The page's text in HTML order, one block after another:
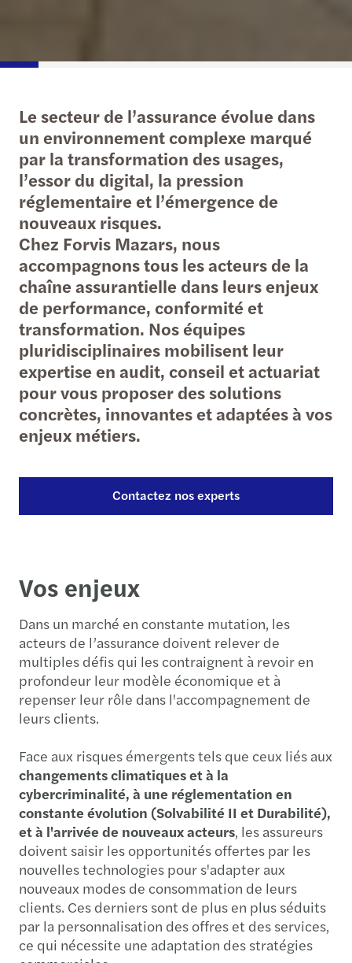
Le secteur de l’assurance évolue dans
un environnement complexe marqué
par la transformation des usages,
l’essor du digital, la pression
réglementaire et l’émergence de
nouveaux risques.
Chez Forvis Mazars, nous
accompagnons tous les acteurs de la
chaîne assurantielle dans leurs enjeux
de performance, conformité et
transformation. Nos équipes
pluridisciplinaires mobilisent leur
expertise en audit, conseil et actuariat
pour vous proposer des solutions
concrètes, innovantes et adaptées à vos
enjeux métiers.
Vos enjeux
acteurs de l’assurance doivent relever de
multiples défis qui les contraignent à revoir en
profondeur leur modèle économique et à
repenser leur rôle dans l'accompagnement de
leurs clients.
changements climatiques et à la
cybercriminalité, à une réglementation en
constante évolution (Solvabilité II et Durabilité),
et à l'arrivée de nouveaux acteurs, les assureurs
doivent saisir les opportunités offertes par les
nouvelles technologies pour s'adapter aux
nouveaux modes de consommation de leurs
clients. Ces derniers sont de plus en plus séduits
par la personnalisation des offres et des services,
ce qui nécessite une adaptation des stratégies
commerciales.